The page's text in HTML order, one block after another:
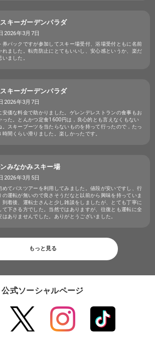
キーガーデンパラダ
2026年3月7日
券パックですが参加してスキー場受付、浴場受付ともに名前
れました。転売防止にとてもいいし、安心感というか、楽だ
いました。
キーガーデンパラダ
2026年3月7日
安価な料金で助かりました。ゲレンデレストランの食事もお
った。とんかつ定食1600円は，良心的とも言えなくもない
。スキーブーツを当たらないものを持って行ったので，たっ
時間くらい滑りました。楽しかったです。
ンみなかみスキー場
2026年3月5日
めてバスツアーを利用してみました。値段が安いですし、行
の運転が無いので良さそうだなと以前から興味を持っていま
到着後、運転士さんと少し雑談をしましたが、とても丁寧に
て下さる方でした。当然ではありますが、往復とも運転に全
はありませんでした。ありがとうございました。
もっと見る
公式ソーシャルページ